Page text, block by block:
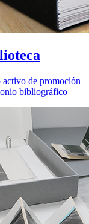
activo de promoción
bibliográfico